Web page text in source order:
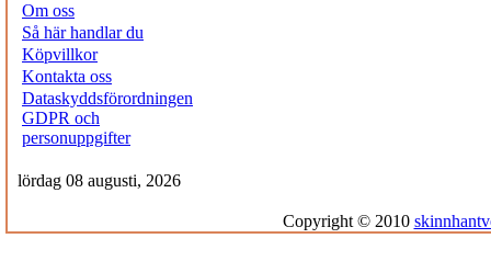
Om oss
Så här handlar du
Köpvillkor
Kontakta oss
Dataskyddsförordningen
GDPR och
personuppgifter
lördag 08 augusti, 2026
Copyright © 2010